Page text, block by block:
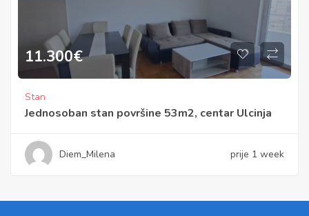
11.300€
Stan
Jednosoban stan površine 53m2, centar Ulcinja
Diem_Milena prije 1 week